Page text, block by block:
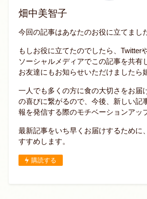
畑中美智子
今回の記事はあなたのお役に立てまし
もしお役に立てたのでしたら、Twitter
ソーシャルメディアでこの記事を共有
お友達にもお知らせいただけましたら
一人でも多くの方に食の大切さをお届
の喜びに繋がるので、今後、新しい記
報を発信する際のモチベーションアッ
最新記事をいち早くお届けするために
すすめします。
購読する